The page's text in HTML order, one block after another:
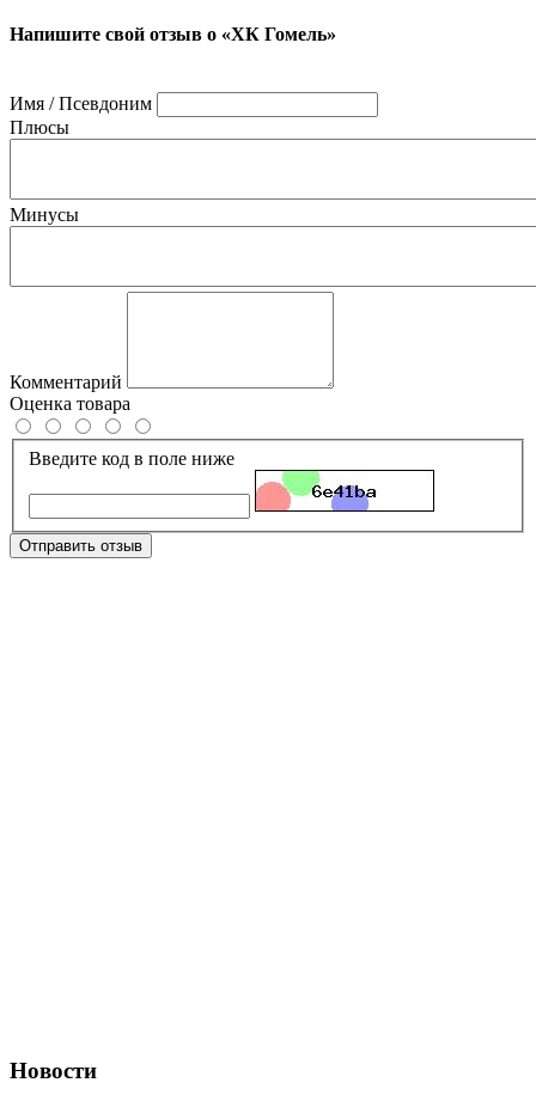
Напишите свой отзыв о «ХК Гомель»
Имя / Псевдоним
Плюсы
Минусы
Комментарий
Оценка товара
Введите код в поле ниже
Отправить отзыв
Новости